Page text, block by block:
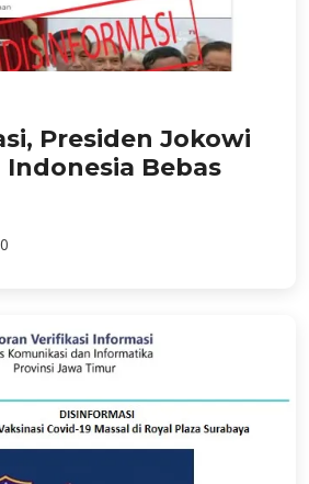
Presiden Jokowi
Bebas